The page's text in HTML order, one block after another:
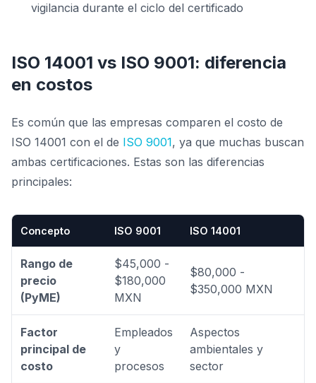
vigilancia durante el ciclo del certificado
ISO 14001 vs ISO 9001: diferencia
en costos
Es común que las empresas comparen el costo de
ISO 14001 con el de ISO 9001, ya que muchas buscan
ambas certificaciones. Estas son las diferencias
principales:
Concepto ISO 9001 ISO 14001
Rango de
precio
(PyME)
$45,000 -
$180,000
MXN
$80,000 -
$350,000 MXN
Factor
principal de
costo
Empleados
y
procesos
Aspectos
ambientales y
sector